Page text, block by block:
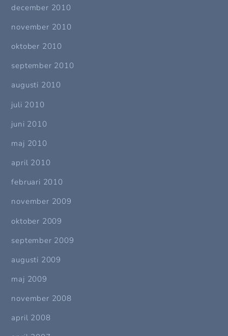
december 2010
november 2010
oktober 2010
september 2010
augusti 2010
juli 2010
juni 2010
maj 2010
april 2010
februari 2010
november 2009
oktober 2009
september 2009
augusti 2009
maj 2009
november 2008
april 2008